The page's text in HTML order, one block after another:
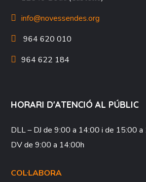
info@novessendes.org
964 620 010
964 622 184
HORARI D'ATENCIÓ AL PÚBLIC
DLL – DJde 9:00 a 14:00 i de 15:00 a
DVde 9:00 a 14:00h
COL·LABORA